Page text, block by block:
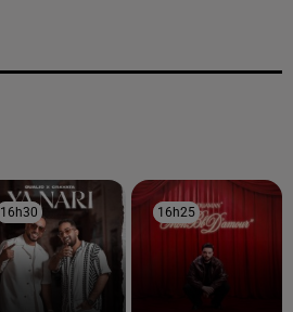
16h30
16h30 16h25
16h25